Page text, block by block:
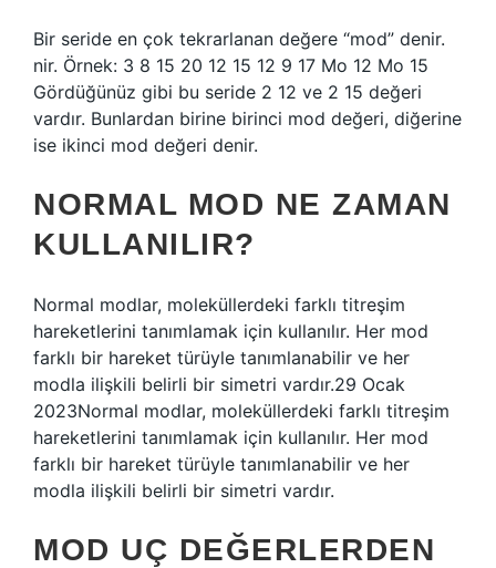
Bir seride en çok tekrarlanan değere “mod” denir.
nir. Örnek: 3 8 15 20 12 15 12 9 17 Mo 12 Mo 15
Gördüğünüz gibi bu seride 2 12 ve 2 15 değeri
vardır. Bunlardan birine birinci mod değeri, diğerine
ise ikinci mod değeri denir.
NORMAL MOD NE ZAMAN
KULLANILIR?
Normal modlar, moleküllerdeki farklı titreşim
hareketlerini tanımlamak için kullanılır. Her mod
farklı bir hareket türüyle tanımlanabilir ve her
modla ilişkili belirli bir simetri vardır.29 Ocak
2023Normal modlar, moleküllerdeki farklı titreşim
hareketlerini tanımlamak için kullanılır. Her mod
farklı bir hareket türüyle tanımlanabilir ve her
modla ilişkili belirli bir simetri vardır.
MOD UÇ DEĞERLERDEN